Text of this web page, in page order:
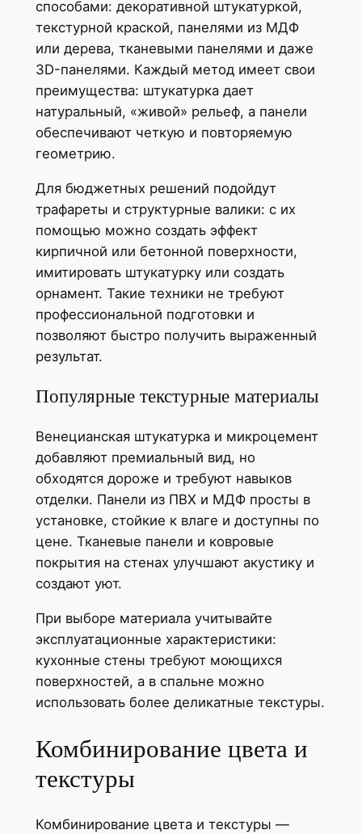
способами: декоративной штукатуркой,
текстурной краской, панелями из МДФ
или дерева, тканевыми панелями и даже
3D-панелями. Каждый метод имеет свои
преимущества: штукатурка дает
натуральный, «живой» рельеф, а панели
обеспечивают четкую и повторяемую
геометрию.
Для бюджетных решений подойдут
трафареты и структурные валики: с их
помощью можно создать эффект
кирпичной или бетонной поверхности,
имитировать штукатурку или создать
орнамент. Такие техники не требуют
профессиональной подготовки и
позволяют быстро получить выраженный
результат.
Популярные текстурные материалы
Венецианская штукатурка и микроцемент
добавляют премиальный вид, но
обходятся дороже и требуют навыков
отделки. Панели из ПВХ и МДФ просты в
установке, стойкие к влаге и доступны по
цене. Тканевые панели и ковровые
покрытия на стенах улучшают акустику и
создают уют.
При выборе материала учитывайте
эксплуатационные характеристики:
кухонные стены требуют моющихся
поверхностей, а в спальне можно
использовать более деликатные текстуры.
Комбинирование цвета и
текстуры
Комбинирование цвета и текстуры —